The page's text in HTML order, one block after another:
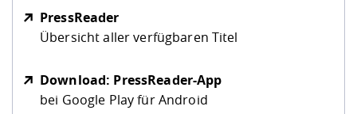
PressReader
Übersicht aller verfügbaren Titel
Download: PressReader-App
bei Google Play für Android